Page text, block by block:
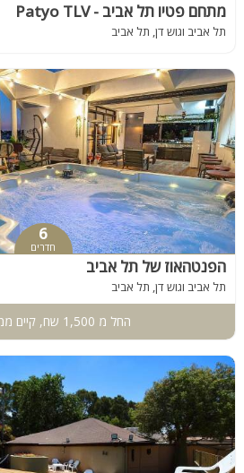
מתחם פטיו תל אביב - Patyo TLV
תל אביב וגוש דן, תל אביב
6
חדרים
הפנטהאוז של תל אביב
תל אביב וגוש דן, תל אביב
החל מ 1,500 שח, קיים ממד במקום